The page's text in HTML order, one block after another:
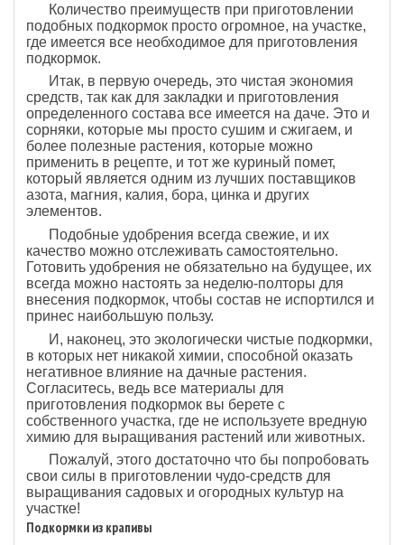
Количество преимуществ при приготовлении
подобных подкормок просто огромное, на участке,
где имеется все необходимое для приготовления
подкормок.
Итак, в первую очередь, это чистая экономия
средств, так как для закладки и приготовления
определенного состава все имеется на даче. Это и
сорняки, которые мы просто сушим и сжигаем, и
более полезные растения, которые можно
применить в рецепте, и тот же куриный помет,
который является одним из лучших поставщиков
азота, магния, калия, бора, цинка и других
элементов.
Подобные удобрения всегда свежие, и их
качество можно отслеживать самостоятельно.
Готовить удобрения не обязательно на будущее, их
всегда можно настоять за неделю-полторы для
внесения подкормок, чтобы состав не испортился и
принес наибольшую пользу.
И, наконец, это экологически чистые подкормки,
в которых нет никакой химии, способной оказать
негативное влияние на дачные растения.
Согласитесь, ведь все материалы для
приготовления подкормок вы берете с
собственного участка, где не используете вредную
химию для выращивания растений или животных.
Пожалуй, этого достаточно что бы попробовать
свои силы в приготовлении чудо-средств для
выращивания садовых и огородных культур на
участке!
Подкормки из крапивы